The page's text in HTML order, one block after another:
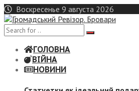
Skip
to
content
Воскресенье 9 августа 2026
ГОЛОВНА
ВІЙНА
НОВИНИ